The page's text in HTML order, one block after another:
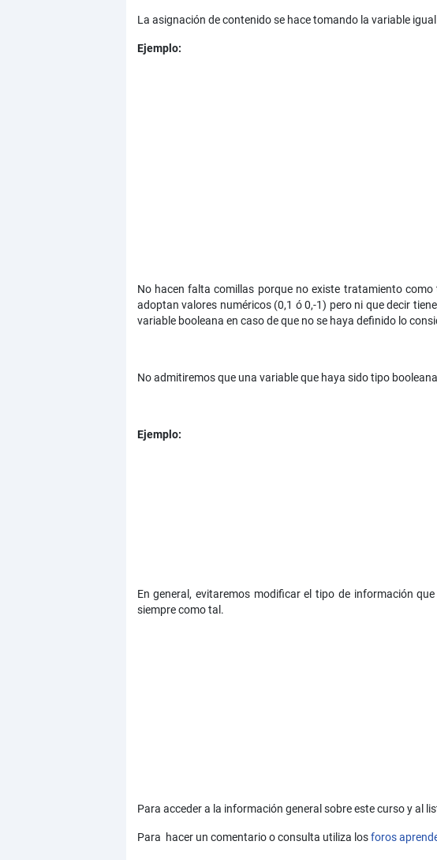
La asignación de contenido se hace tomando la variable
Ejemplo:
No hacen falta comillas porque no existe tratamiento
adoptan valores numéricos (0,1 ó 0,-1) pero ni que decir
variable booleana en caso de que no se haya definido lo
No admitiremos que una variable que haya sido tipo
Ejemplo:
En general, evitaremos modificar el tipo de información
siempre como tal.
Para acceder a la información general sobre este curso y al
Para hacer un comentario o consulta utiliza losforos